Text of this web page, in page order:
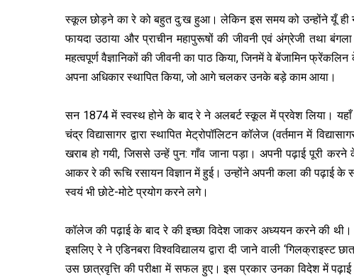
स्‍कूल छोड़ने का रे को बहुत दु:ख हुआ। लेकिन इस समय को उन्‍होंने यूँ ही
फायदा उठाया और प्राचीन महापुरूषों की जीवनी एवं अंग्रेजी तथा
महत्‍वपूर्ण वैज्ञानिकों की जीवनी का पाठ किया, जिनमें वे बेंजामिन
अपना अधिकार स्‍थापित किया, जो आगे चलकर उनके बड़े काम आया।
सन 1874 में स्‍वस्‍थ होने के बाद रे ने अलबर्ट स्कूल में प्रवेश लिया। यहाँ
चंद्र विद्यासागर द्वारा स्थापित मेट्रोपॉलिटन कॉलेज (वर्तमान में
खराब हो गयी, जिससे उन्‍हें पुन: गाँव जाना पड़ा। अपनी पढ़ाई पूरी
आकर रे की रूचि रसायन विज्ञान में हुई। उन्‍होंने अपनी कला की पढ़ाई
स्‍वयं भी छोटे-मोटे प्रयोग करने लगे।
कॉलेज की पढ़ाई के बाद रे की इच्‍छा विदेश जाकर अध्‍ययन करने की
इसलिए रे ने एडिनबरा विश्‍वविद्यालय द्वारा दी जाने वाली
उस छात्रवृत्ति की परीक्षा में सफल हुए। इस प्रकार उनका विदेश में